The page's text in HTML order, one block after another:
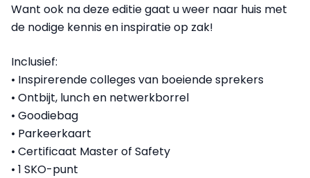
Want ook na deze editie gaat u weer naar huis met
de nodige kennis en inspiratie op zak!
Inclusief:
• Inspirerende colleges van boeiende sprekers
• Ontbijt, lunch en netwerkborrel
• Goodiebag
• Parkeerkaart
• Certificaat Master of Safety
• 1 SKO-punt